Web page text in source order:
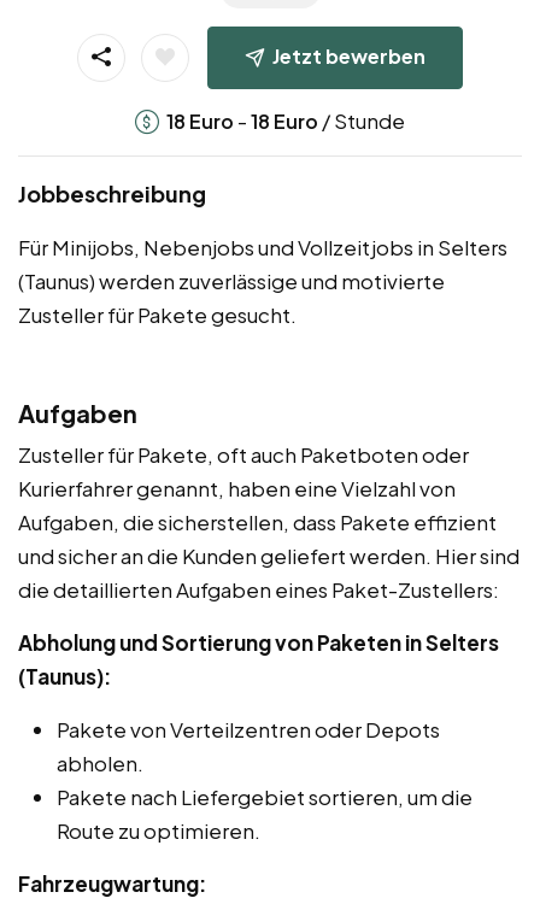
Jetzt bewerben
18 Euro -18 Euro / Stunde
Jobbeschreibung
Für Minijobs, Nebenjobs und Vollzeitjobs in Selters
(Taunus) werden zuverlässige und motivierte
Zusteller für Pakete gesucht.
Aufgaben
Zusteller für Pakete, oft auch Paketboten oder
Kurierfahrer genannt, haben eine Vielzahl von
Aufgaben, die sicherstellen, dass Pakete effizient
und sicher an die Kunden geliefert werden. Hier sind
die detaillierten Aufgaben eines Paket-Zustellers:
Abholung und Sortierung von Paketen in Selters
(Taunus):
Pakete von Verteilzentren oder Depots
abholen.
Pakete nach Liefergebiet sortieren, um die
Route zu optimieren.
Fahrzeugwartung: